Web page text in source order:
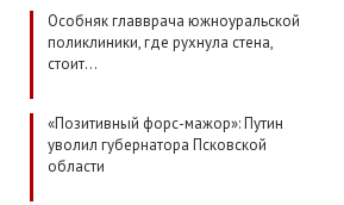
Особняк главврача южноуральской
поликлиники, где рухнула стена,
стоит…
«Позитивный форс-мажор»: Путин
уволил губернатора Псковской
области